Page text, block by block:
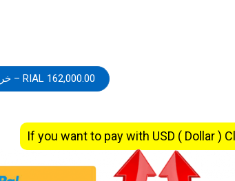
162,000.00 RIAL – خرید
If you want to pay with USD ( Dollar )